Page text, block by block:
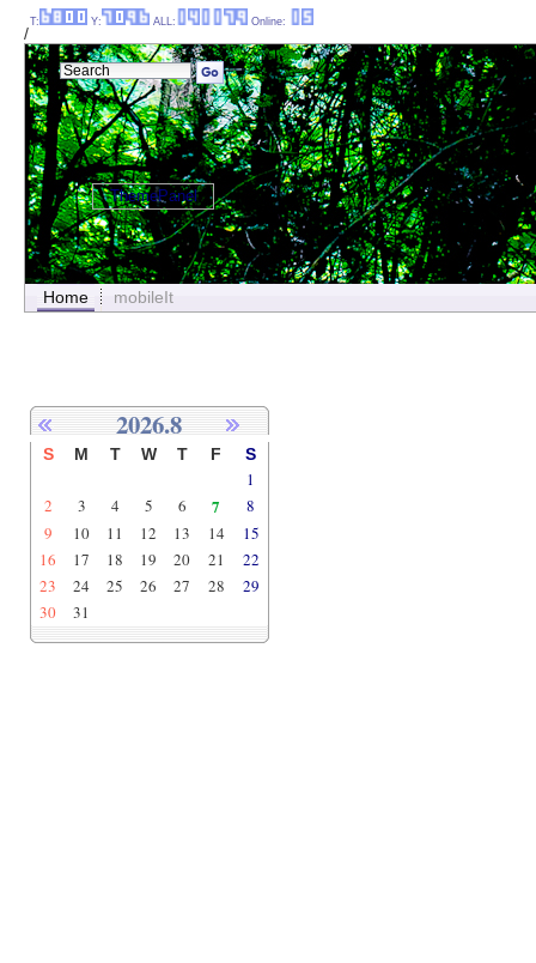
/
Home mobileIt
2026.8
S M T W T F S
1
2
3 4 5 6 7
8
9
10 11 12 13 14
15
16
17 18 19 20 21
22
23
24 25 26 27 28
29
30
31
T: Y: ALL: Online:
ThemePanel